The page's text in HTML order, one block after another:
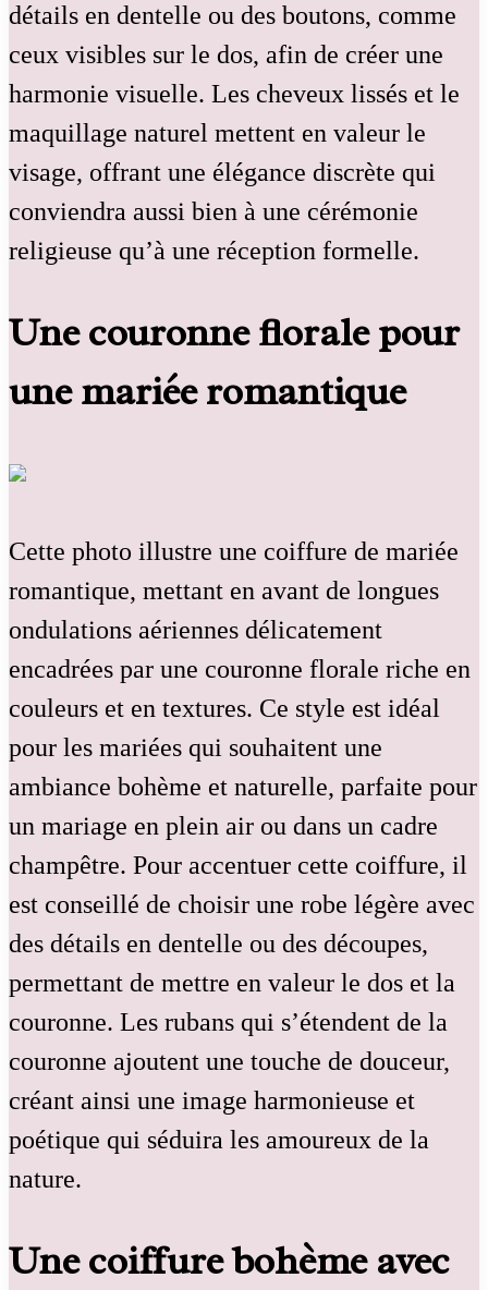
détails en dentelle ou des boutons, comme
ceux visibles sur le dos, afin de créer une
harmonie visuelle. Les cheveux lissés et le
maquillage naturel mettent en valeur le
visage, offrant une élégance discrète qui
conviendra aussi bien à une cérémonie
religieuse qu’à une réception formelle.
Une couronne florale pour
une mariée romantique
Cette photo illustre une coiffure de mariée
romantique, mettant en avant de longues
ondulations aériennes délicatement
encadrées par une couronne florale riche en
couleurs et en textures. Ce style est idéal
pour les mariées qui souhaitent une
ambiance bohème et naturelle, parfaite pour
un mariage en plein air ou dans un cadre
champêtre. Pour accentuer cette coiffure, il
est conseillé de choisir une robe légère avec
des détails en dentelle ou des découpes,
permettant de mettre en valeur le dos et la
couronne. Les rubans qui s’étendent de la
couronne ajoutent une touche de douceur,
créant ainsi une image harmonieuse et
poétique qui séduira les amoureux de la
nature.
Une coiffure bohème avec